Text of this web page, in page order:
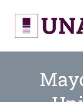
content